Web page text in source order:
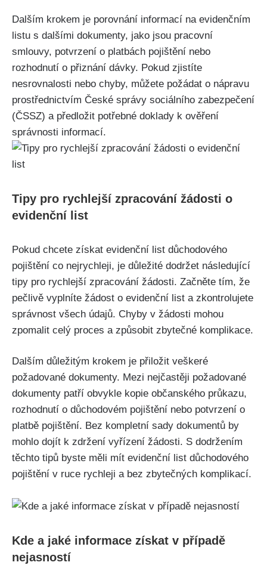
Dalším krokem je porovnání informací na evidenčním
listu s dalšími dokumenty, jako jsou pracovní
smlouvy, potvrzení o platbách pojištění nebo
rozhodnutí o přiznání dávky. Pokud zjistíte
nesrovnalosti nebo chyby, můžete požádat o nápravu
prostřednictvím České správy sociálního zabezpečení
(ČSSZ) a předložit potřebné doklady k ověření
správnosti informací.
Tipy pro rychlejší zpracování žádosti o
evidenční list
Pokud chcete získat evidenční list důchodového
pojištění co nejrychleji, je důležité dodržet následující
tipy pro rychlejší zpracování žádosti. Začněte tím, že
pečlivě vyplníte žádost o evidenční list a zkontrolujete
správnost všech údajů. Chyby v žádosti mohou
zpomalit celý proces a způsobit zbytečné komplikace.
Dalším důležitým krokem je přiložit veškeré
požadované dokumenty. Mezi nejčastěji požadované
dokumenty patří obvykle kopie občanského průkazu,
rozhodnutí o důchodovém pojištění nebo potvrzení o
platbě pojištění. Bez kompletní sady dokumentů by
mohlo dojít k zdržení vyřízení žádosti. S dodržením
těchto tipů byste měli mít evidenční list důchodového
pojištění v ruce rychleji a bez zbytečných komplikací.
Kde a jaké informace získat v případě
nejasností